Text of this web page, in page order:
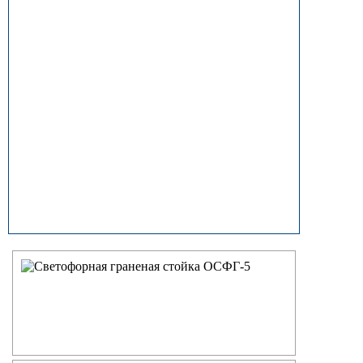
прямостоечные круглоконические